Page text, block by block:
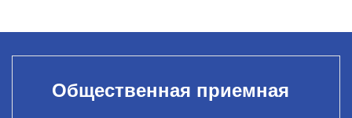
Общественная приемная